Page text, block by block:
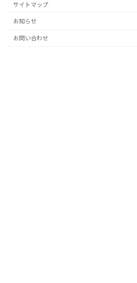
サイトマップ
お知らせ
お問い合わせ